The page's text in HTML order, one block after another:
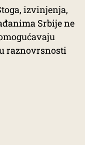
izvinjenja,
Srbije ne
raznovrsnosti